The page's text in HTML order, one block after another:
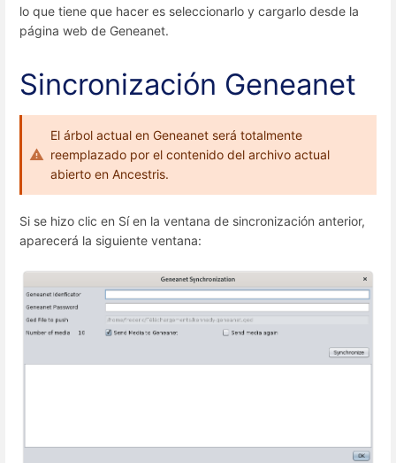
lo que tiene que hacer es seleccionarlo y cargarlo desde la
página web de Geneanet.
Sincronización Geneanet
El árbol actual en Geneanet será totalmente
reemplazado por el contenido del archivo actual
abierto en Ancestris.
Si se hizo clic en Sí en la ventana de sincronización anterior,
aparecerá la siguiente ventana: